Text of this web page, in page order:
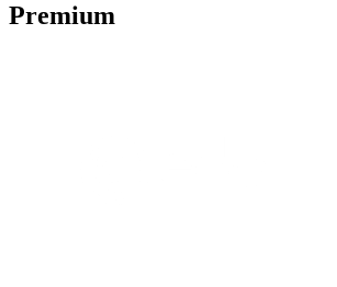
Premium